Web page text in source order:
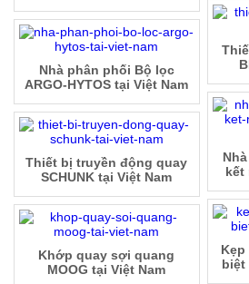
Nhà phân phối Bộ lọc
ARGO-HYTOS tại Việt Nam
kết
Thiết bị truyền động quay
SCHUNK tại Việt Nam
Kẹp
biệt
Khớp quay sợi quang
MOOG tại Việt Nam